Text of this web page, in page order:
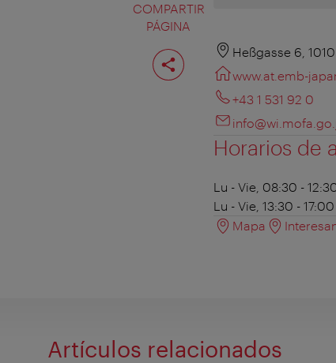
COMPARTIR
PÁGINA
Compartir
página
Heßgasse 6,
www.at.emb-
+43 1 531 92 0
Horarios de
Lu - Vie, 08:30 -
Lu - Vie, 13:30 - 17:00
Mapa
Artículos relacionados